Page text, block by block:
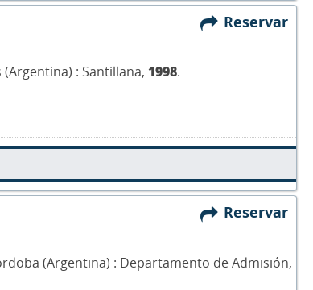
Reservar
: Santillana, 1998.
Reservar
(Argentina) : Departamento de Admisión,